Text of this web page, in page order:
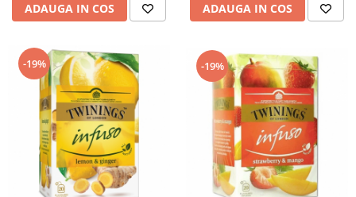
ADAUGA IN COS ADAUGA IN COS
-19% -19%